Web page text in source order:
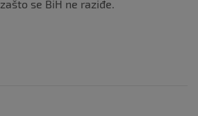
se BiH ne raziđe.